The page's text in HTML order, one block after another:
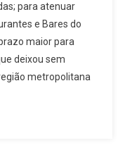
para atenuar
e Bares do
maior para
deixou sem
metropolitana